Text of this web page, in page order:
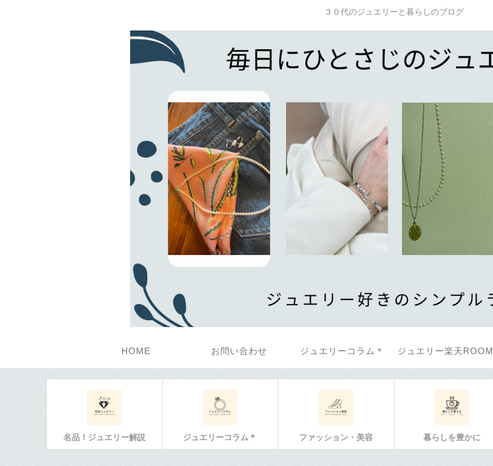
３０代のジュエリーと暮らしのブログ
HOME お問い合わせ ジュエリーコラム＊ ジュエリー楽天ROOM
名品！ジュエリー解説 ジュエリーコラム＊ ファッション・美容 暮らしを豊かに